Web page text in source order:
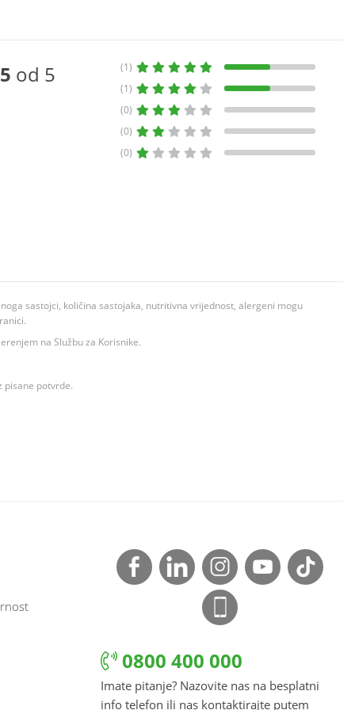
5 od 5
(1)
(1)
(0)
(0)
(0)
sastojci, količina sastojaka, nutritivna vrijednost, alergeni mogu
na Službu za Korisnike.
pisane potvrde.
0800 400 000
Imate pitanje? Nazovite nas na besplatni
info telefon ili nas kontaktirajte putem